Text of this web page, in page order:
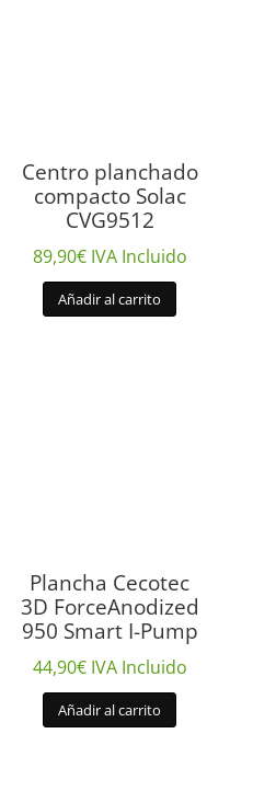
Centro planchado
compacto Solac
CVG9512
89,90€ IVA Incluido
Añadir al carrito
Plancha Cecotec
3D ForceAnodized
950 Smart I-Pump
44,90€ IVA Incluido
Añadir al carrito